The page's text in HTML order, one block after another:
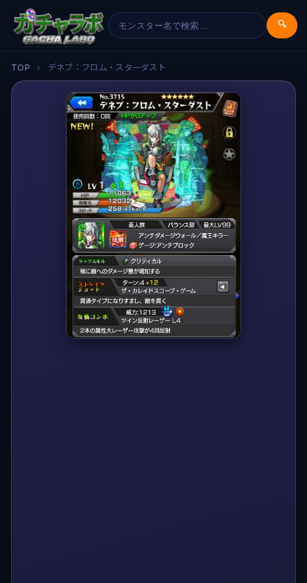
🔍
TOP › デネブ：フロム・スターダスト